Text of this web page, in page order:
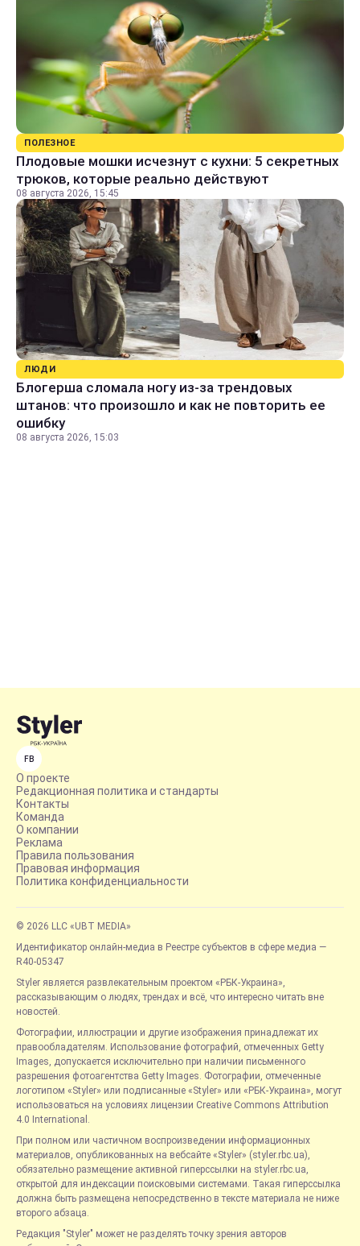
ПОЛЕЗНОЕ
Плодовые мошки исчезнут с кухни: 5 секретных
трюков, которые реально действуют
08 августа 2026, 15:45
ЛЮДИ
Блогерша сломала ногу из-за трендовых
штанов: что произошло и как не повторить ее
ошибку
08 августа 2026, 15:03
FB
О проекте
Редакционная политика и стандарты
Контакты
Команда
О компании
Реклама
Правила пользования
Правовая информация
Политика конфиденциальности
© 2026 LLC «UBT MEDIA»
Идентификатор онлайн-медиа в Реестре субъектов в сфере медиа —
R40-05347
Styler является развлекательным проектом «РБК-Украина»,
рассказывающим о людях, трендах и всё, что интересно читать вне
новостей.
Фотографии, иллюстрации и другие изображения принадлежат их
правообладателям. Использование фотографий, отмеченных Getty
Images, допускается исключительно при наличии письменного
разрешения фотоагентства Getty Images. Фотографии, отмеченные
логотипом «Styler» или подписанные «Styler» или «РБК-Украина», могут
использоваться на условиях лицензии Creative Commons Attribution
4.0 International.
При полном или частичном воспроизведении информационных
материалов, опубликованных на вебсайте «Styler» (styler.rbc.ua),
обязательно размещение активной гиперссылки на styler.rbc.ua,
открытой для индексации поисковыми системами. Такая гиперссылка
должна быть размещена непосредственно в тексте материала не ниже
второго абзаца.
Редакция "Styler" может не разделять точку зрения авторов